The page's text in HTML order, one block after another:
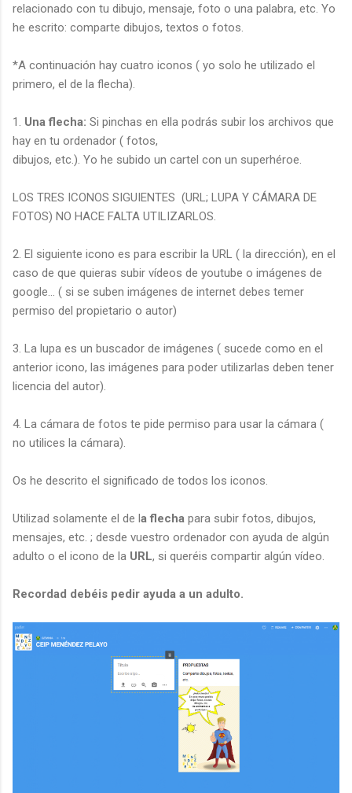
relacionado con tu dibujo, mensaje, foto o una palabra, etc. Yo
he escrito: comparte dibujos, textos o fotos.
*A continuación hay cuatro iconos ( yo solo he utilizado el
primero, el de la flecha).
1. Una flecha: Si pinchas en ella podrás subir los archivos que
hay en tu ordenador ( fotos,
dibujos, etc.). Yo he subido un cartel con un superhéroe.
LOS TRES ICONOS SIGUIENTES (URL; LUPA Y CÁMARA DE
FOTOS) NO HACE FALTA UTILIZARLOS.
2. El siguiente icono es para escribir la URL ( la dirección), en el
caso de que quieras subir vídeos de youtube o imágenes de
google... ( si se suben imágenes de internet debes temer
permiso del propietario o autor)
3. La lupa es un buscador de imágenes ( sucede como en el
anterior icono, las imágenes para poder utilizarlas deben tener
licencia del autor).
4. La cámara de fotos te pide permiso para usar la cámara (
no utilices la cámara).
Os he descrito el significado de todos los iconos.
Utilizad solamente el de la flecha para subir fotos, dibujos,
mensajes, etc. ; desde vuestro ordenador con ayuda de algún
adulto o el icono de la URL, si queréis compartir algún vídeo.
Recordad debéis pedir ayuda a un adulto.